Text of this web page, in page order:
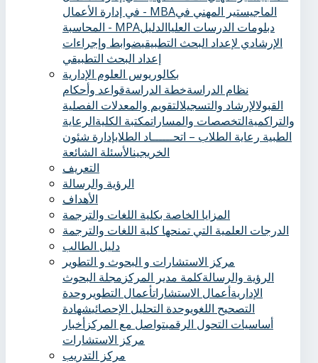
في إدارة الأعمال - MBAالماجيستير المهني في
المحاسبة - MPA
دبلومات الدرسات العلياالدليل
الإرشادي لإعداد البحث التطبيقيضوابط وإجراءات
إعداد البحث التطبيقي
بكالوريوس العلوم الإدارية
نظام الدراسةخطة الدراسةقواعد وأحكام
القبولالإرشاد والتسجيلالتقويم والمعدلات الفصلية
والتراكميةالتخصصات والمساراتمكتبة الكليةالرعاية
الطبية ‏ رعاية الطلاب – اتحــــــاد الطلابإدارة شئون
الخريجينالأسئلة الشائعة
التعريف
الرؤية والرسالة
الأهداف
المزايا الخاصة بكلية اللغات والترجمة
الدرجات العلمية التي تمنحها كلية اللغات والترجمة
دليل الطالب
مركز الاستشارات و البحوث و التطوير
الرؤية والرسالةكلمة مدير المركز مجلة البحوث
الإداريةأعمال الاستشاراتأعمال التطوير وحدة
التصحيح اللغويوحدة التحليل الإحصائيشهادة
أساسيات التحول الرقميتواصل مع المركزأخبار
مركز الاستشارات
مركز التدريب